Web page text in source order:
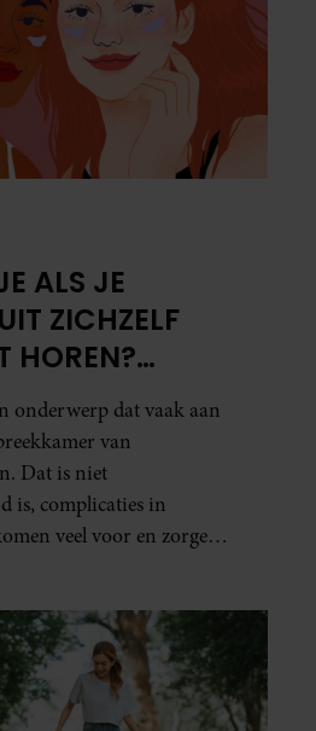
ALS JE
ZICHZELF
HOREN?
ADVIES.
onderwerp dat vaak aan
van
Dat is niet
is, complicaties in
veel voor en zorgen